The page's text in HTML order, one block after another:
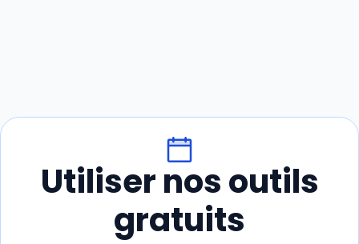
Utiliser nos outils
gratuits